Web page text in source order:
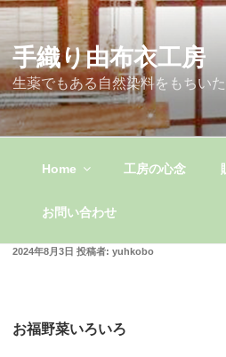
手織り由布衣工
生薬でもある自然染料をもちい
Home 工房の心念
お問い合わせ
投
2024年8月3日 投稿者: yuhkobo
お福野菜いろいろ